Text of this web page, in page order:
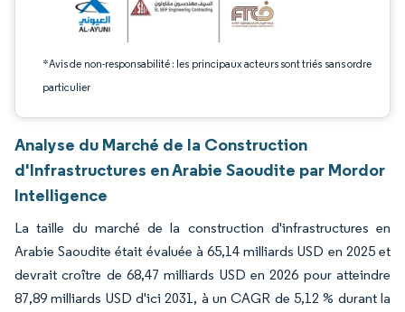
*Avis de non-responsabilité : les principaux acteurs sont triés sans ordre
particulier
Analyse du Marché de la Construction
d'Infrastructures en Arabie Saoudite par Mordor
Intelligence
La taille du marché de la construction d'infrastructures en
Arabie Saoudite était évaluée à 65,14 milliards USD en 2025 et
devrait croître de 68,47 milliards USD en 2026 pour atteindre
87,89 milliards USD d'ici 2031, à un CAGR de 5,12 % durant la